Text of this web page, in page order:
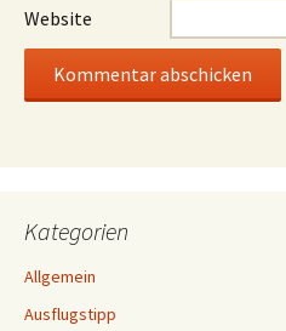
Website
Kategorien
Allgemein
Ausflugstipp